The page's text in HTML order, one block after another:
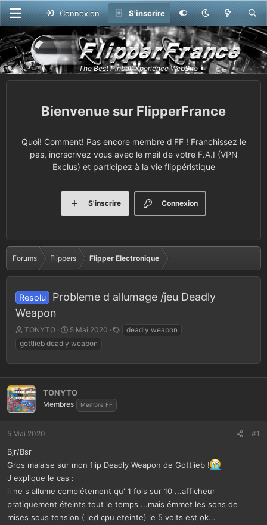
Connexion S'inscrire
FlipperFrance
Quoi! Comment! Pas encore membre d'FF ! Franchissez le
pas, incrscrivez vous avec le mail de votre F.A.I (VPN
Exclus) et participez à la vie flippéristique
Connexion
S'inscrire
Forums Flippers Flipper Electronique
Resolu
Probleme d allumage /jeu Deadly
Weapon
A
u
t
d
e
l
d
s
c
u
s
o
TONYTO
D
a
t
d
é
5 Mai 2020
deadly weapon
gottlieb deadly weapon
TONYTO
Membres Membre FF
5 Mai 2020 #1
Bjr/Bsr
Gros malaise sur mon flip Deadly Weapon de Gottlieb !
J explique le cas :
il ne s allume complétement qu' 1 fois sur 10 ...afficheur
pratiquement éteints tout le temps ...mais émmet les sons de
mises sous tension ( led cpu eteinte) le 5 volts est ok...